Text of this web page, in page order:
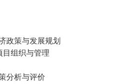
策与发展规划
组织与管理
分析与评价